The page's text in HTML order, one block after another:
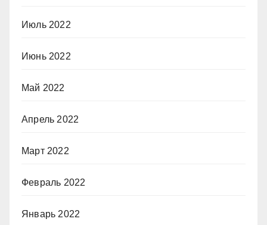
Июль 2022
Июнь 2022
Май 2022
Апрель 2022
Март 2022
Февраль 2022
Январь 2022